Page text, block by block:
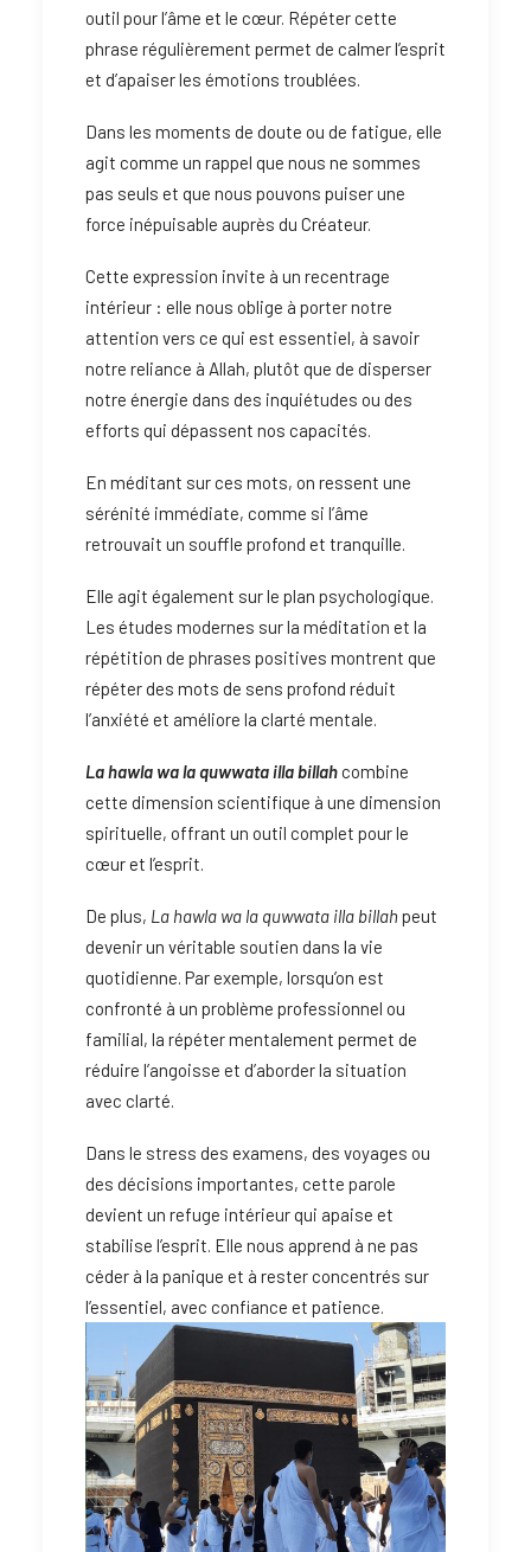
outil pour l’âme et le cœur. Répéter cette
phrase régulièrement permet de calmer l’esprit
et d’apaiser les émotions troublées.
Dans les moments de doute ou de fatigue, elle
agit comme un rappel que nous ne sommes
pas seuls et que nous pouvons puiser une
force inépuisable auprès du Créateur.
Cette expression invite à un recentrage
intérieur : elle nous oblige à porter notre
attention vers ce qui est essentiel, à savoir
notre reliance à Allah, plutôt que de disperser
notre énergie dans des inquiétudes ou des
efforts qui dépassent nos capacités.
En méditant sur ces mots, on ressent une
sérénité immédiate, comme si l’âme
retrouvait un souffle profond et tranquille.
Elle agit également sur le plan psychologique.
Les études modernes sur la méditation et la
répétition de phrases positives montrent que
répéter des mots de sens profond réduit
l’anxiété et améliore la clarté mentale.
La hawla wa la quwwata illa billah combine
cette dimension scientifique à une dimension
spirituelle, offrant un outil complet pour le
cœur et l’esprit.
De plus, La hawla wa la quwwata illa billah peut
devenir un véritable soutien dans la vie
quotidienne. Par exemple, lorsqu’on est
confronté à un problème professionnel ou
familial, la répéter mentalement permet de
réduire l’angoisse et d’aborder la situation
avec clarté.
Dans le stress des examens, des voyages ou
des décisions importantes, cette parole
devient un refuge intérieur qui apaise et
stabilise l’esprit. Elle nous apprend à ne pas
céder à la panique et à rester concentrés sur
l’essentiel, avec confiance et patience.